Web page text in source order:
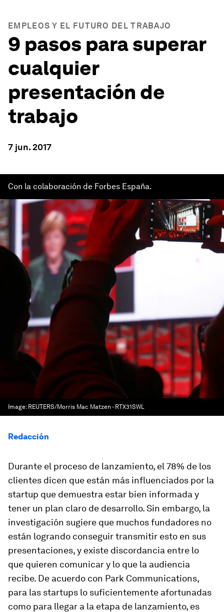
EMPLEOS Y EL FUTURO DEL TRABAJO
9 pasos para superar
cualquier
presentación de
trabajo
7 jun. 2017
Con la colaboración de Forbes España.
Image: REUTERS/Morris Mac Matzen - RTX31SWL
Redacción
Durante el proceso de lanzamiento, el 78% de los
clientes dicen que están más influenciados por la
startup que demuestra estar bien informada y
tener un plan claro de desarrollo. Sin embargo, la
investigación sugiere que muchos fundadores no
están logrando conseguir transmitir esto en sus
presentaciones, y existe discordancia entre lo
que quieren comunicar y lo que la audiencia
recibe. De acuerdo con Park Communications,
para las startups lo suficientemente afortunadas
como para llegar a la etapa de lanzamiento, es